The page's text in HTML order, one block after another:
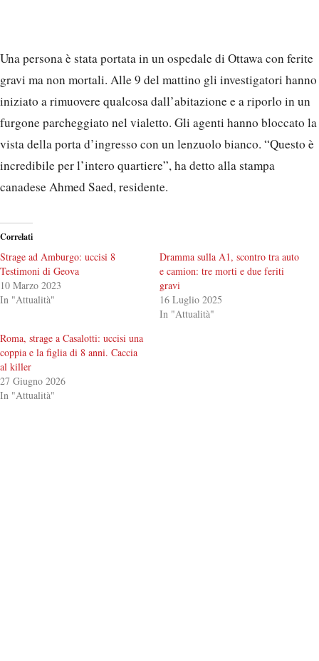
Una persona è stata portata in un ospedale di Ottawa con ferite
gravi ma non mortali. Alle 9 del mattino gli investigatori hanno
iniziato a rimuovere qualcosa dall’abitazione e a riporlo in un
furgone parcheggiato nel vialetto. Gli agenti hanno bloccato la
vista della porta d’ingresso con un lenzuolo bianco. “Questo è
incredibile per l’intero quartiere”, ha detto alla stampa
canadese Ahmed Saed, residente.
Correlati
Strage ad Amburgo: uccisi 8
Testimoni di Geova
10 Marzo 2023
In "Attualità"
Dramma sulla A1, scontro tra auto
e camion: tre morti e due feriti
gravi
16 Luglio 2025
In "Attualità"
Roma, strage a Casalotti: uccisi una
coppia e la figlia di 8 anni. Caccia
al killer
27 Giugno 2026
In "Attualità"